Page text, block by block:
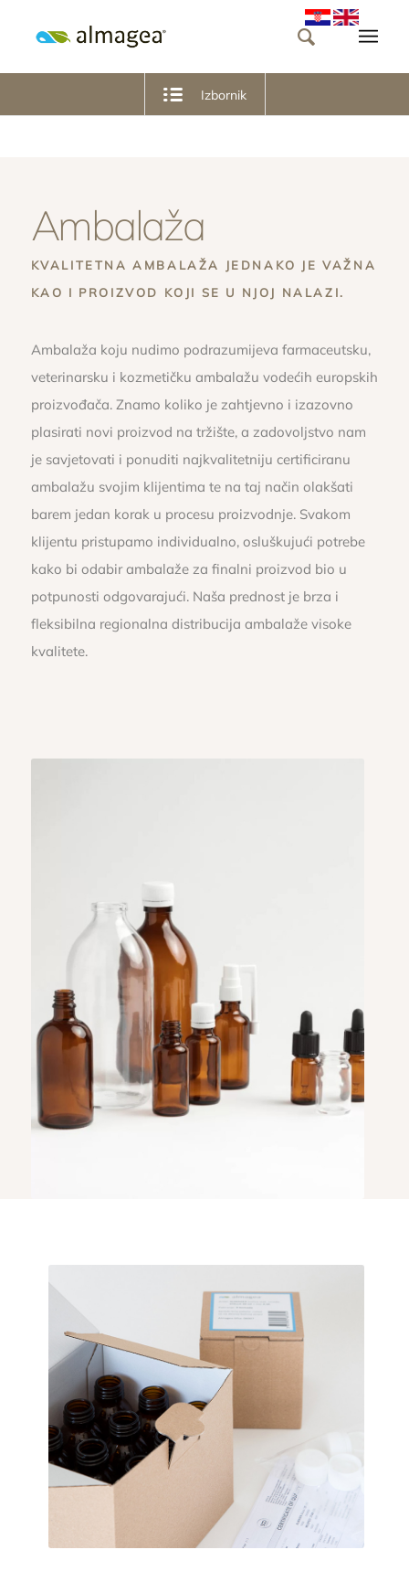
Izbornik
Ambalaža
KVALITETNA AMBALAŽA JEDNAKO JE VAŽNA
KAO I PROIZVOD KOJI SE U NJOJ NALAZI.
Ambalaža koju nudimo podrazumijeva farmaceutsku,
veterinarsku i kozmetičku ambalažu vodećih europskih
proizvođača. Znamo koliko je zahtjevno i izazovno
plasirati novi proizvod na tržište, a zadovoljstvo nam
je savjetovati i ponuditi najkvalitetniju certificiranu
ambalažu svojim klijentima te na taj način olakšati
barem jedan korak u procesu proizvodnje. Svakom
klijentu pristupamo individualno, osluškujući potrebe
kako bi odabir ambalaže za finalni proizvod bio u
potpunosti odgovarajući. Naša prednost je brza i
fleksibilna regionalna distribucija ambalaže visoke
kvalitete.